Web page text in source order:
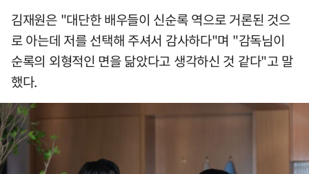
김재원은 "대단한 배우들이 신순록 역으로 거론된 것으
로 아는데 저를 선택해 주셔서 감사하다"며 "감독님이
순록의 외형적인 면을 닮았다고 생각하신 것 같다"고 말
했다.